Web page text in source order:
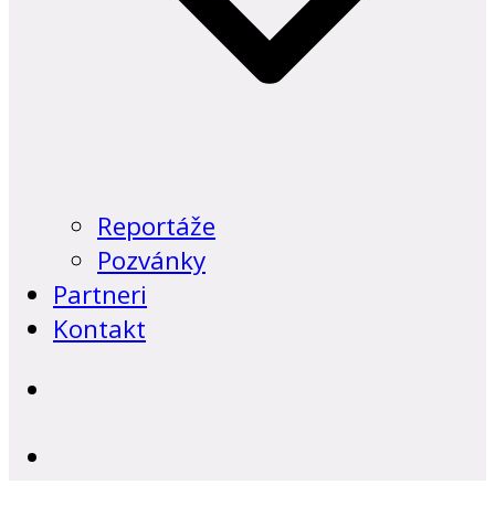
Reportáže
Pozvánky
Partneri
Kontakt